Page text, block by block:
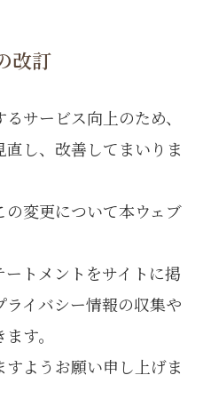
改訂
サービス向上のため、
直し、改善してまいりま
変更について本ウェブ
トメントをサイトに掲
イバシー情報の収集や
す。
ようお願い申し上げま